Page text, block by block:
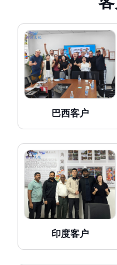
巴西客户
印度客户